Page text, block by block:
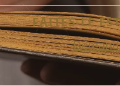
FAITES-LE